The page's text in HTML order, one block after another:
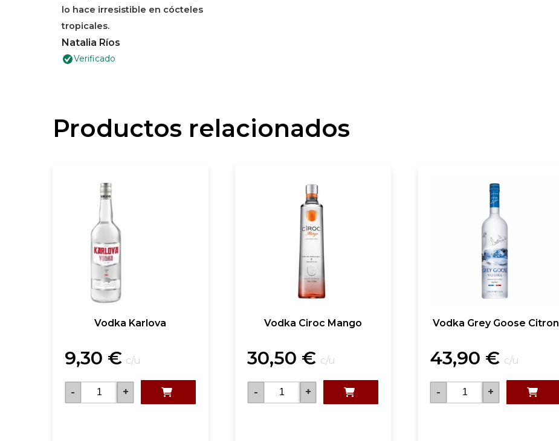
lo hace irresistible en cócteles
tropicales.
Natalia Ríos
Verificado
Productos relacionados
Vodka Karlova
9,30 € c/u
- +
Vodka Ciroc Mango
30,50 € c/u
- +
Vodka Grey Goose Citron
43,90 € c/u
- +